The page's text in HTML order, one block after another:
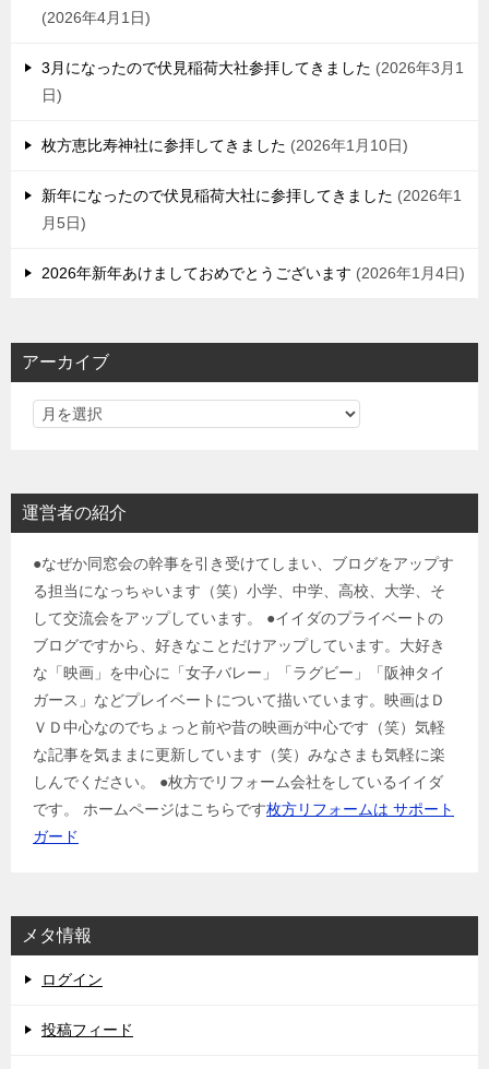
2026年4月1日
3月になったので伏見稲荷大社参拝してきました
2026年3月1
日
枚方恵比寿神社に参拝してきました 2026年1月10日
新年になったので伏見稲荷大社に参拝してきました
2026年1
月5日
2026年新年あけましておめでとうございます 2026年1月4日
アーカイブ
運営者の紹介
●なぜか同窓会の幹事を引き受けてしまい、ブログをアップす
る担当になっちゃいます（笑）小学、中学、高校、大学、そ
して交流会をアップしています。 ●イイダのプライベートの
ブログですから、好きなことだけアップしています。大好き
な「映画」を中心に「女子バレー」「ラグビー」「阪神タイ
ガース」などプレイベートについて描いています。映画はＤ
ＶＤ中心なのでちょっと前や昔の映画が中心です（笑）気軽
な記事を気ままに更新しています（笑）みなさまも気軽に楽
しんでください。 ●枚方でリフォーム会社をしているイイダ
です。 ホームページはこちらです枚方リフォームは サポート
ガード
メタ情報
ログイン
投稿フィード